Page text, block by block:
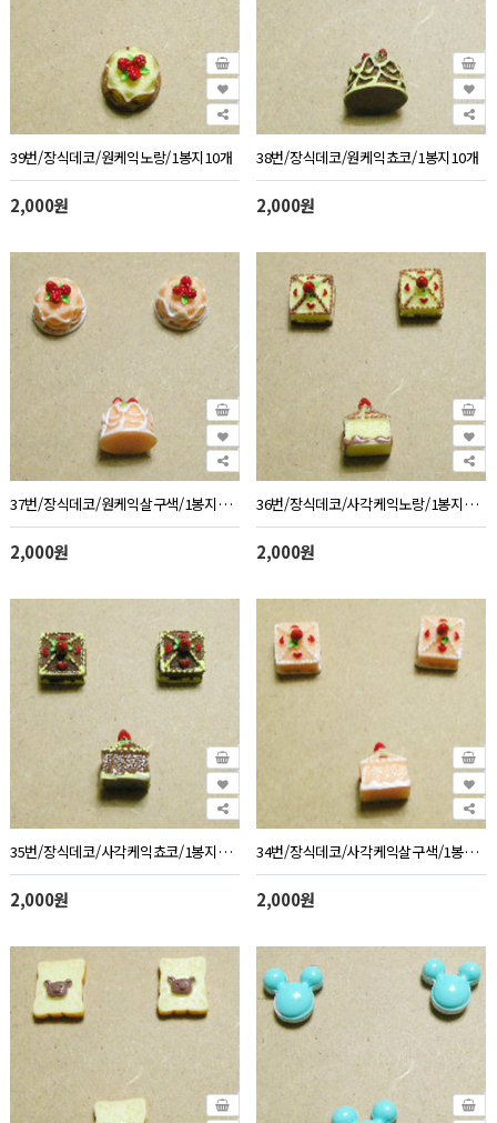
39번/장식데코/원케익노랑/1봉지10개
2,000원
38번/장식데코/원케익쵸코/1봉지10개
2,000원
37번/장식데코/원케익살구색/1봉지10개
2,000원
36번/장식데코/사각케익노랑/1봉지10개
2,000원
35번/장식데코/사각케익쵸코/1봉지10개
2,000원
34번/장식데코/사각케익살구색/1봉지10개
2,000원